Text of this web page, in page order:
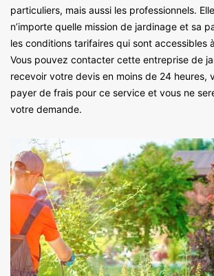
particuliers, mais aussi les professionnels.
n’importe quelle mission de jardinage et sa
les conditions tarifaires qui sont accessibles
Vous pouvez contacter cette entreprise de
recevoir votre devis en moins de 24 heures,
payer de frais pour ce service et vous ne
votre demande.